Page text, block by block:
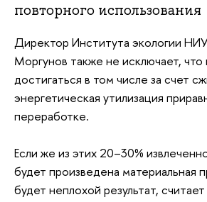
повторного использования
Директор Института экологии
Моргунов также не исключает, что
достигаться в том числе за счет
энергетическая утилизация
переработке.
Если же из этих 20–30%
будет произведена материальная
будет неплохой результат, считает